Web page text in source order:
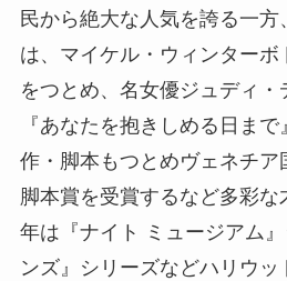
民から絶大な人気を誇る一方
は、マイケル・ウィンターボ
をつとめ、名女優ジュディ・
『あなたを抱きしめる日ま
作・脚本もつとめヴェネチア
脚本賞を受賞するなど多彩な
年は『ナイト ミュージアム
ンズ』シリーズなどハリウッ